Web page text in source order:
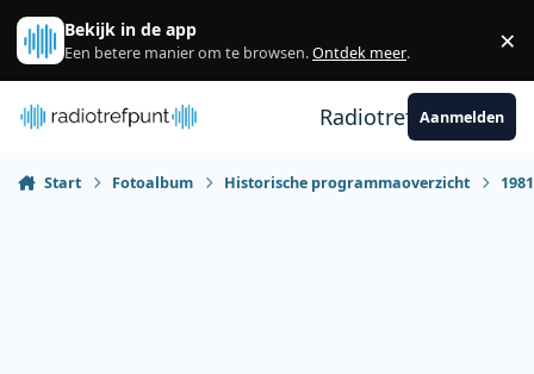
Spring naar bijdragen
Bekijk in de app
Een betere manier om te browsen.Ontdek meer. ×
RadiotrefpuntAanmelden
Start Fotoalbum Historische programmaoverzicht 1981